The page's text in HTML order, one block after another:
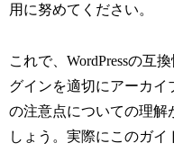
用に努めてください。
これで、WordPressの互
グインを適切にアーカイ
の注意点についての理解
しょう。実際にこのガイ